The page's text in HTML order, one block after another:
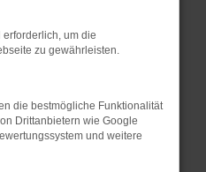
zum Beispiel deine
wie Werbeblocker,
Seiten
die Seite in einem
in einem privaten
um die
zu gewährleisten.
die bestmögliche Funktionalität
Drittanbietern wie Google
und weitere